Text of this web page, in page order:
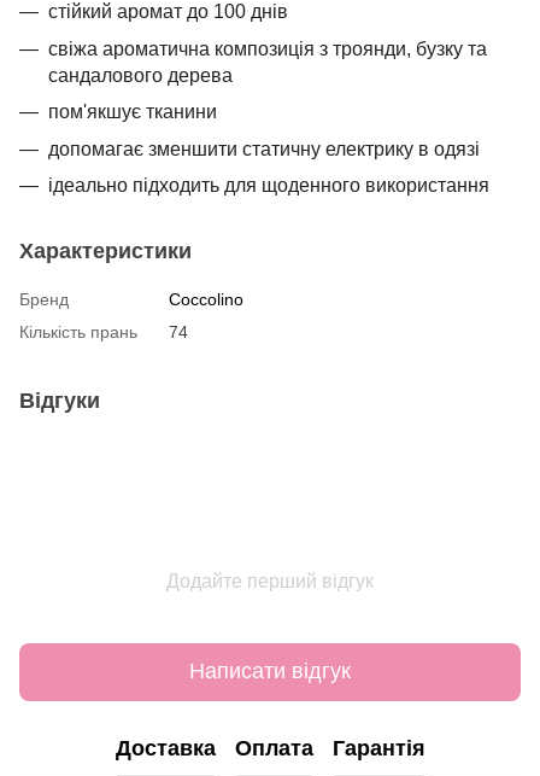
стійкий аромат до 100 днів
свіжа ароматична композиція з троянди, бузку та
сандалового дерева
пом'якшує тканини
допомагає зменшити статичну електрику в одязі
ідеально підходить для щоденного використання
Характеристики
Бренд
Coccolino
Кількість прань
74
Відгуки
Додайте перший відгук
Написати відгук
Доставка Оплата Гарантія